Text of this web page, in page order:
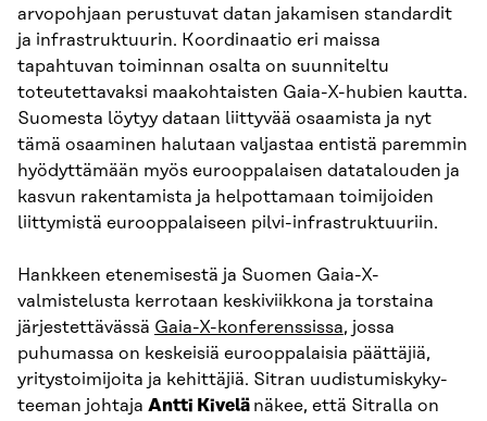
arvopohjaan perustuvat datan jakamisen standardit
ja infrastruktuurin. Koordinaatio eri maissa
tapahtuvan toiminnan osalta on suunniteltu
toteutettavaksi maakohtaisten Gaia-X-hubien kautta.
Suomesta löytyy dataan liittyvää osaamista ja nyt
tämä osaaminen halutaan valjastaa entistä paremmin
hyödyttämään myös eurooppalaisen datatalouden ja
kasvun rakentamista ja helpottamaan toimijoiden
liittymistä eurooppalaiseen pilvi-infrastruktuuriin.
Hankkeen etenemisestä ja Suomen Gaia-X-
valmistelusta kerrotaan keskiviikkona ja torstaina
järjestettävässä Gaia-X-konferenssissa, jossa
puhumassa on keskeisiä eurooppalaisia päättäjiä,
yritystoimijoita ja kehittäjiä. Sitran uudistumiskyky-
teeman johtaja Antti Kivelä näkee, että Sitralla on